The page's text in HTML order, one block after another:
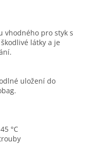
vhodného pro styk s
látky a je
uložení do
°C